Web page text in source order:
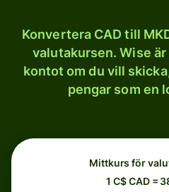
Konvertera CAD till
valutakursen. Wise
kontot om du vill
pengar som en
Mittkurs för
1 C$ CAD =